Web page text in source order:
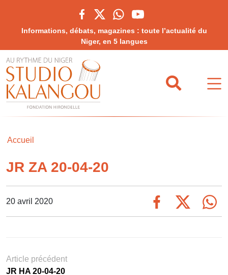
Informations, débats, magazines : toute l’actualité du
Niger, en 5 langues
Accueil
JR ZA 20-04-20
20 avril 2020
Article précédent
JR HA 20-04-20